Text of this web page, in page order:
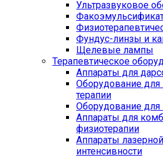
Ультразвуковое
Фундус-линзы и
Щелевые лампы
Терапевтическое
Аппараты для
Оборудование для
терапии
Оборудование для
Аппараты для
физиотерапии
Аппараты
интенсивности